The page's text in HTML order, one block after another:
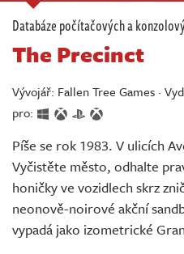
Soutěže
Databáze
Komunita
Redakce
Živě
Databáze počítačových a
The Precinct
Vývojář: Fallen Tree Games ·
pro:
Píše se rok 1983. V ulicích
Vyčistěte město, odhalte
honičky ve vozidlech skrz
neonově-noirové akční
vypadá jako izometrické